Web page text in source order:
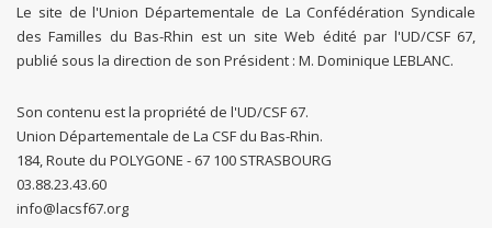
Le site de l'Union Départementale de La Confédération Syndicale
des Familles du Bas-Rhin est un site Web édité par l'UD/CSF 67,
publié sous la direction de son Président : M. Dominique LEBLANC.
Son contenu est la propriété de l'UD/CSF 67.
Union Départementale de La CSF du Bas-Rhin.
184, Route du POLYGONE - 67 100 STRASBOURG
03.88.23.43.60
info@lacsf67.org